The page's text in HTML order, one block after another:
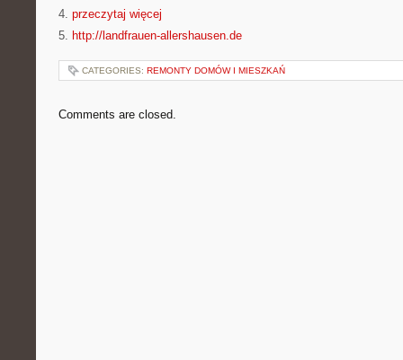
4. przeczytaj więcej
5. http://landfrauen-allershausen.de
CATEGORIES: REMONTY DOMÓW I MIESZKAŃ
Comments are closed.